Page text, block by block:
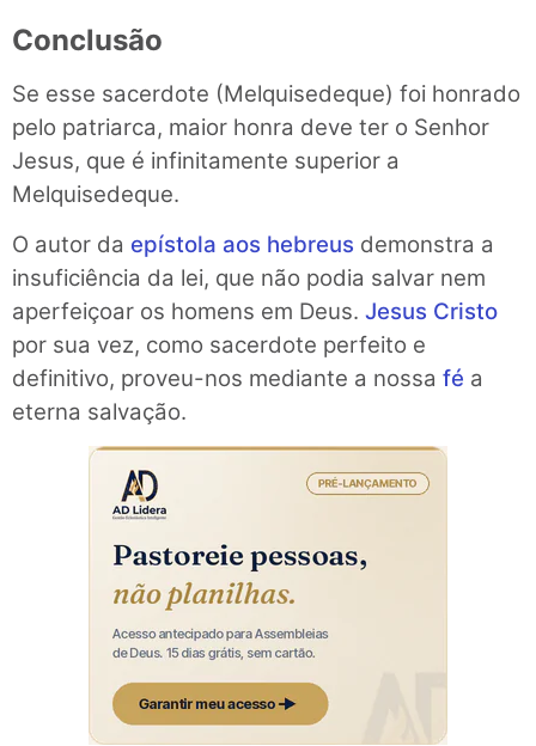
Conclusão
Se esse sacerdote (Melquisedeque) foi honrado
pelo patriarca, maior honra deve ter o Senhor
Jesus, que é infinitamente superior a
Melquisedeque.
O autor da epístola aos hebreus demonstra a
insuficiência da lei, que não podia salvar nem
aperfeiçoar os homens em Deus. Jesus Cristo
por sua vez, como sacerdote perfeito e
definitivo, proveu-nos mediante a nossa fé a
eterna salvação.